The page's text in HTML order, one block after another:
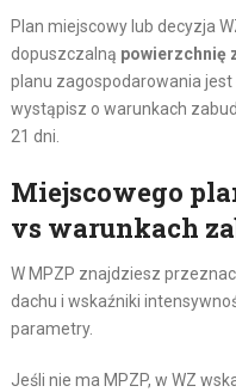
Plan miejscowy lub decyzja
dopuszczalną powierzchnię
planu zagospodarowania
wystąpisz o warunkach
21 dni.
Miejscowego
vs warunkach
W MPZP znajdziesz
dachu i wskaźniki
parametry.
Jeśli nie ma MPZP, w WZ